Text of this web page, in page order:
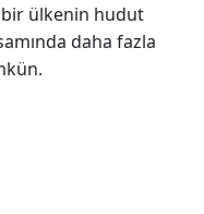
bir ülkenin hudut
daha fazla